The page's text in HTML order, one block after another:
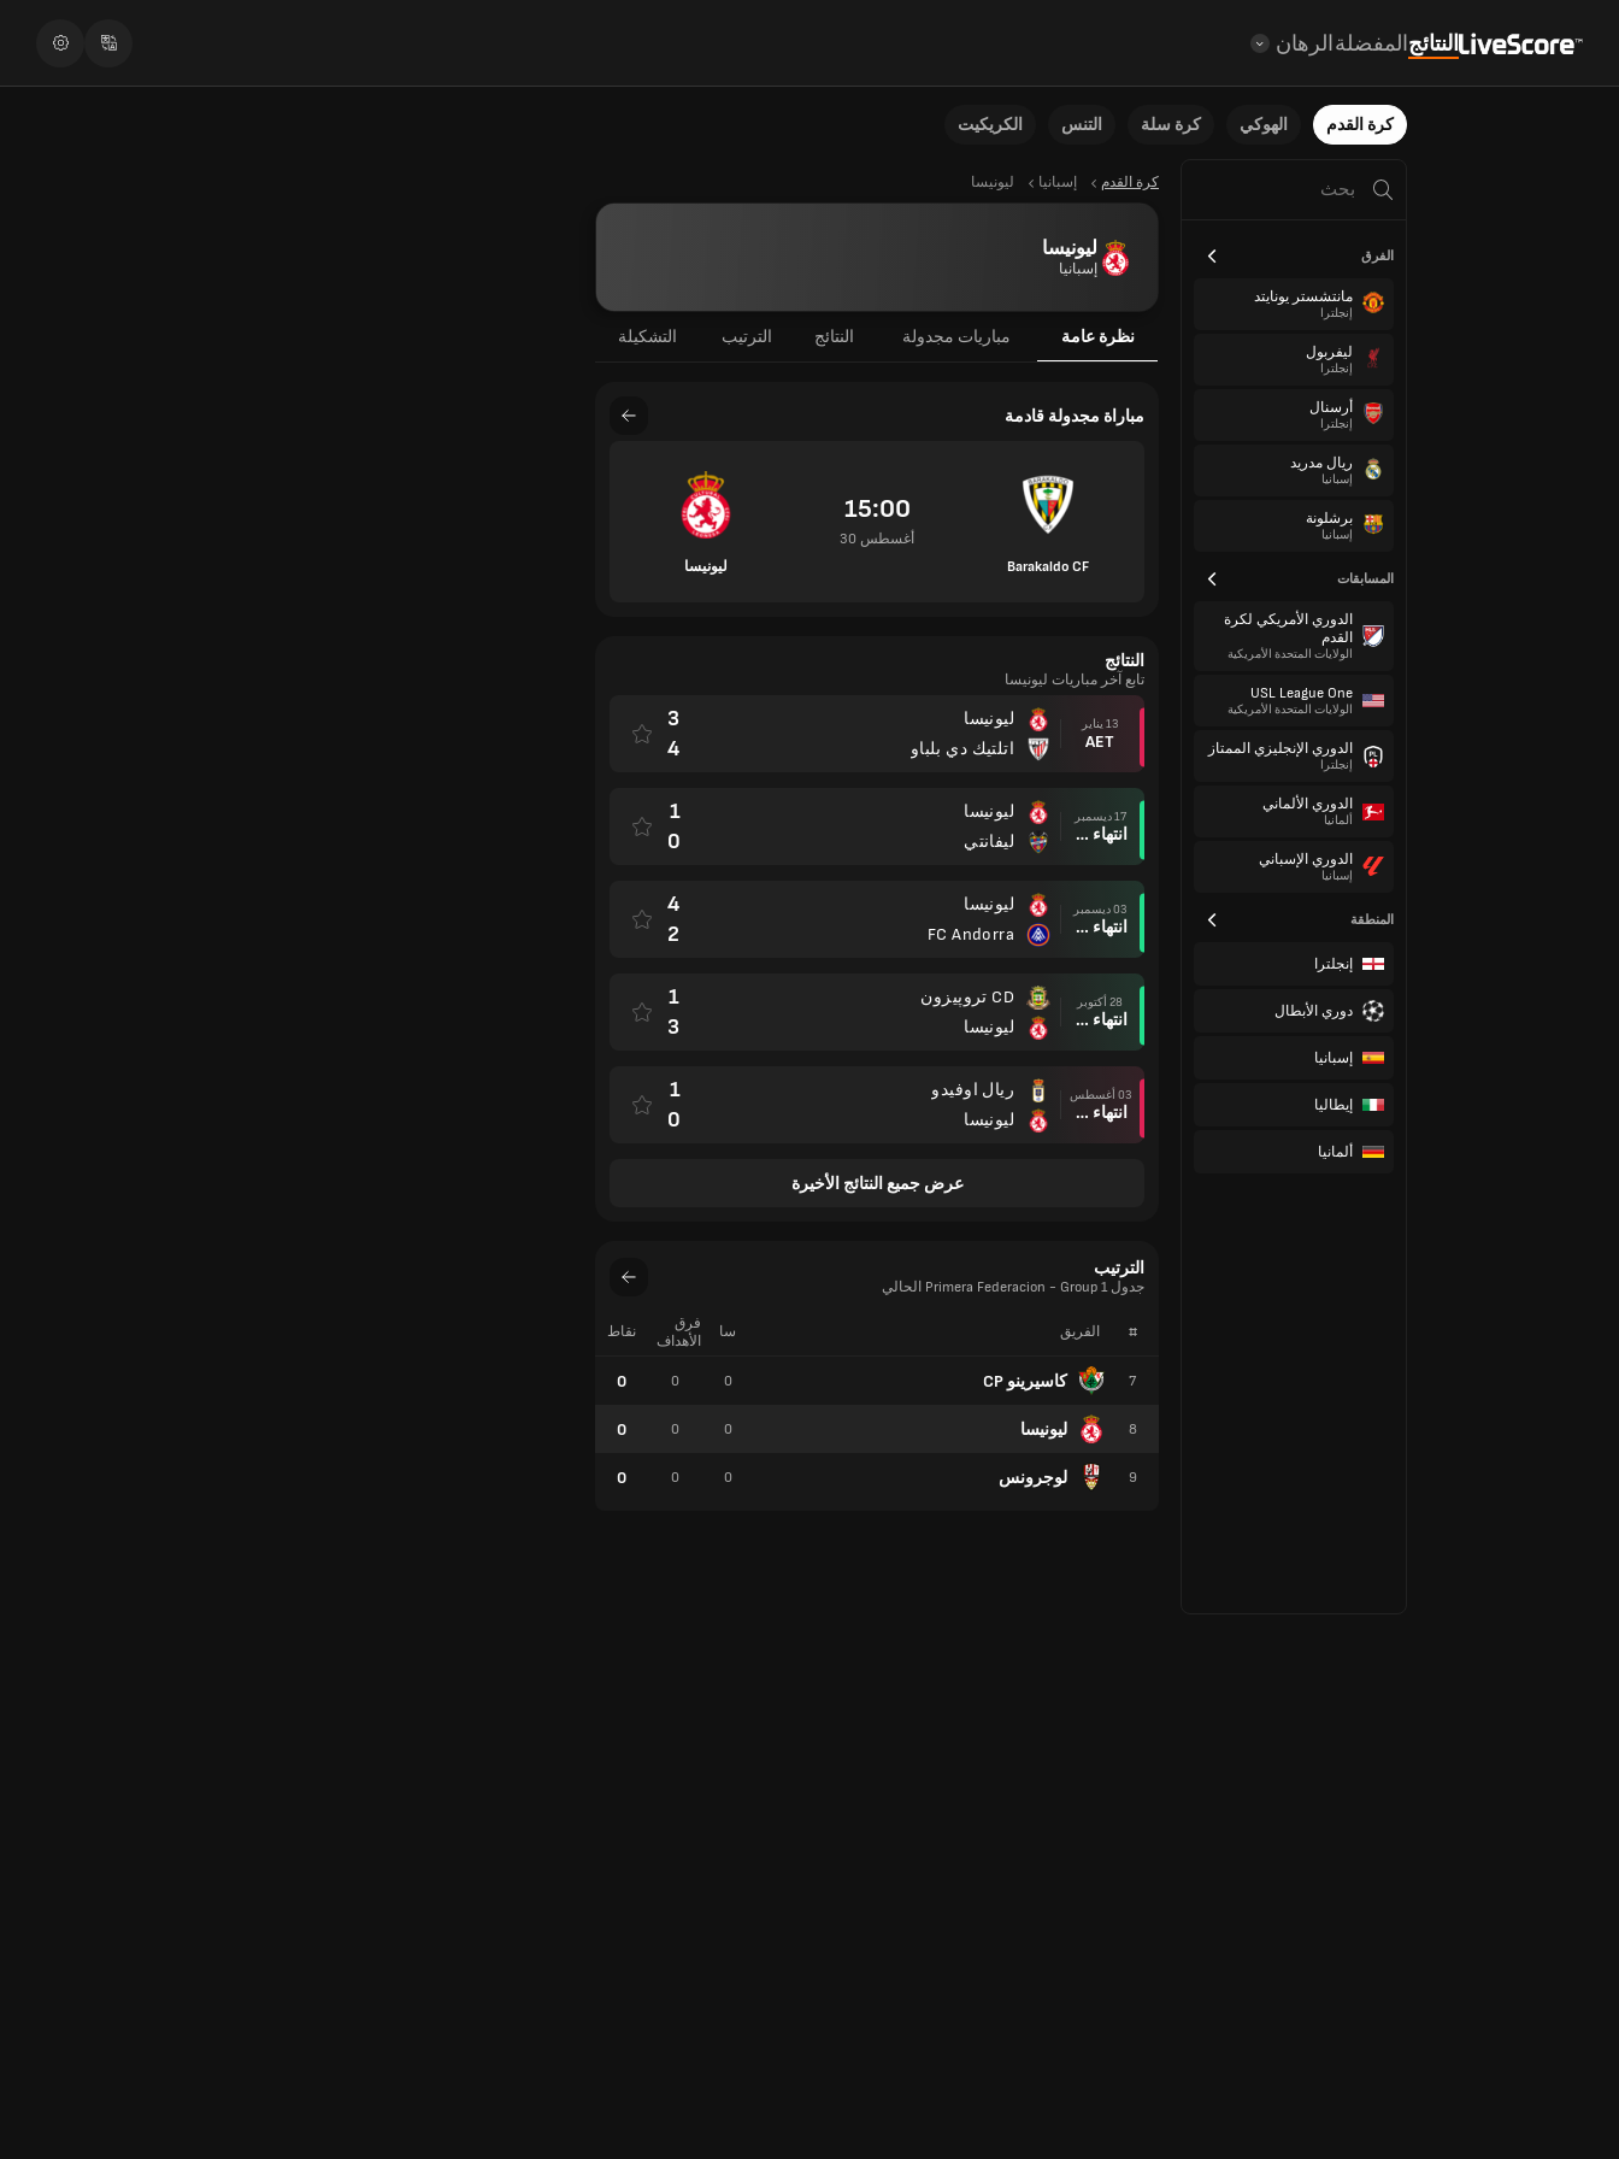
النتائجالمفضلةالرهان
كرة القدم الهوكي كرة سلة التنس الكريكيت
الفرق
مانتشستر يونايتد
إنجلترا
ليفربول
إنجلترا
أرسنال
إنجلترا
ريال مدريد
إسبانيا
برشلونة
إسبانيا
المسابقات
الدوري الأمريكي لكرة
القدم
الولايات المتحدة الأمريكية
USL League One
الولايات المتحدة الأمريكية
الدوري الإنجليزي الممتاز
إنجلترا
الدوري الألماني
ألمانيا
الدوري الإسباني
إسبانيا
المنطقة
إنجلترا
دوري الأبطال
إسبانيا
إيطاليا
ألمانيا
كرة القدم إسبانيا ليونيسا
ليونيسا
إسبانيا
نظرة عامة مباريات مجدولة النتائج الترتيب التشكيلة
مباراة مجدولة قادمة
Barakaldo CF
15:00
30 أغسطس
ليونيسا
النتائج
تابع آخر مباريات ليونيسا
13 يناير
AET
ليونيسا
اتلتيك دي بلباو
3
4
17 ديسمبر
انتهاء وقت المباراة
ليونيسا
ليفانتي
1
0
03 ديسمبر
انتهاء وقت المباراة
ليونيسا
FC Andorra
4
2
28 أكتوبر
انتهاء وقت المباراة
CD تروپيزون
ليونيسا
1
3
03 أغسطس
انتهاء وقت المباراة
ريال اوفيدو
ليونيسا
1
0
عرض جميع النتائج الأخيرة
الترتيب
جدول Primera Federacion - Group 1 الحالي
# الفريق
7 كاسيرينو CP
8 ليونيسا
9 لوجرونس
سا
فرق
الأهداف
نقاط
0
0
0
0
0
0
0
0
0